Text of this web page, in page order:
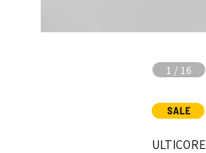
1 / 16
ULTICORE